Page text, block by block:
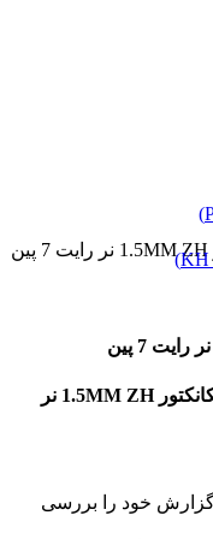
کانکتور 1.5MM ZH نر
خود را بررسی